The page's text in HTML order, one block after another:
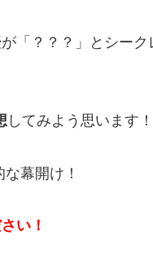
「？？？」とシー
してみよう思います！
幕開け！
い！